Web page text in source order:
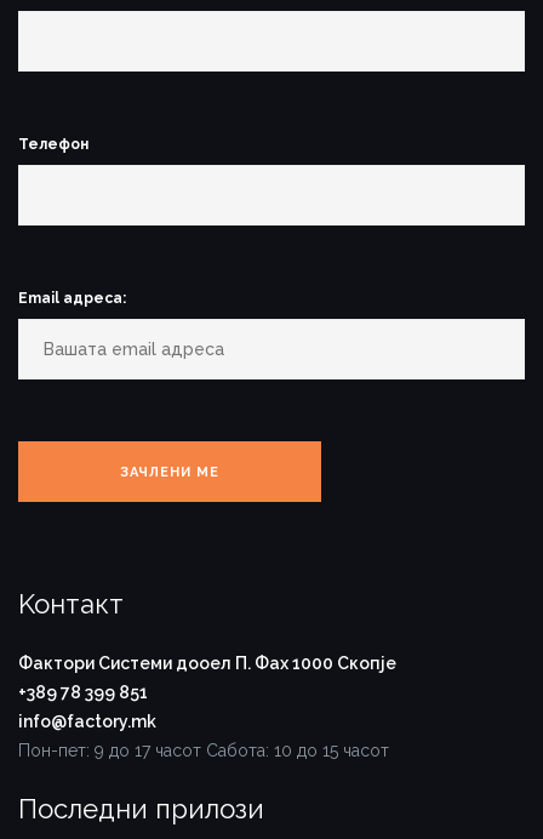
Телефон
Email адреса:
Koнтакт
Фактори Системи дооел П. Фах 1000 Скопје
+389 78 399 851
info@factory.mk
Пон-пет: 9 до 17 часот Сабота: 10 до 15 часот
Последни прилози